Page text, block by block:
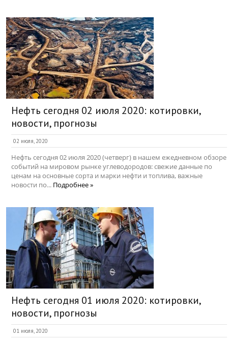
Нефть сегодня 02 июля 2020: котировки,
новости, прогнозы
02 июля, 2020
Нефть сегодня 02 июля 2020 (четверг) в нашем ежедневном обзоре
событий на мировом рынке углеводородов: свежие данные по
ценам на основные сорта и марки нефти и топлива, важные
новости по... Подробнее »
Нефть сегодня 01 июля 2020: котировки,
новости, прогнозы
01 июля, 2020